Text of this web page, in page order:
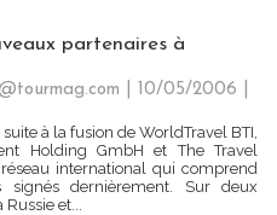
partenaires à
| 10/05/2006
à la fusion de WorldTravel BTI,
Holding GmbH et The Travel
international qui comprend
dernièrement. Sur deux
et...